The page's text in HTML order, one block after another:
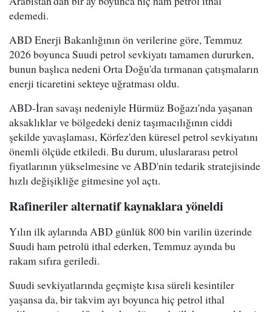
edemedi.
ABD Enerji Bakanlığının ön verilerine göre, Temmuz
2026 boyunca Suudi petrol sevkiyatı tamamen dururken,
bunun başlıca nedeni Orta Doğu'da tırmanan çatışmaların
enerji ticaretini sekteye uğratması oldu.
ABD-İran savaşı nedeniyle Hürmüz Boğazı'nda yaşanan
aksaklıklar ve bölgedeki deniz taşımacılığının ciddi
şekilde yavaşlaması, Körfez'den küresel petrol sevkiyatını
önemli ölçüde etkiledi. Bu durum, uluslararası petrol
fiyatlarının yükselmesine ve ABD'nin tedarik stratejisinde
hızlı değişikliğe gitmesine yol açtı.
Rafineriler alternatif kaynaklara yöneldi
Yılın ilk aylarında ABD günlük 800 bin varilin üzerinde
Suudi ham petrolü ithal ederken, Temmuz ayında bu
rakam sıfıra geriledi.
Suudi sevkiyatlarında geçmişte kısa süreli kesintiler
yaşansa da, bir takvim ayı boyunca hiç petrol ithal